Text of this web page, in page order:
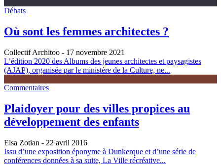
Débats
Où sont les femmes architectes ?
Collectif Architoo - 17 novembre 2021
L’édition 2020 des Albums des jeunes architectes et paysagistes
(AJAP), organisée par le ministère de la Culture, ne...
Commentaires
Plaidoyer pour des villes propices au
développement des enfants
Elsa Zotian - 22 avril 2016
Issu d’une exposition éponyme à Dunkerque et d’une série de
conférences données à sa suite, La Ville récréative...